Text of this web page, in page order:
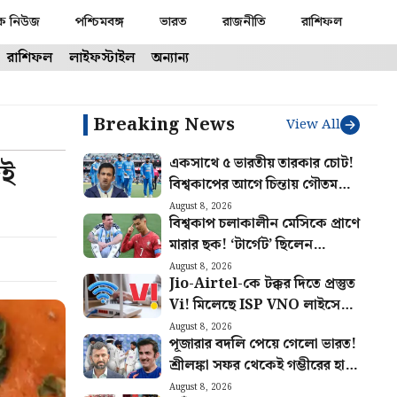
নিউজ পশ্চিমবঙ্গ ভারত রাজনীতি রাশিফল
রাশিফল লাইফস্টাইল অন্যান্য
Breaking News View All
একসাথে ৫ ভারতীয় তারকার চোট!
বিশ্বকাপের আগে চিন্তায় গৌতম
গম্ভীরের ভারতীয় দল
August 8, 2026
বিশ্বকাপ চলাকালীন মেসিকে প্রাণে
মারার ছক! ‘টার্গেট’ ছিলেন
রোনাল্ডোও, কীভাবে এড়ানো গেল
হামলা?
August 8, 2026
Jio-Airtel-কে টক্কর দিতে প্রস্তুত
Vi! মিলেছে ISP VNO লাইসেন্স,
কবে শুরু হবে ব্রডব্যান্ড সার্ভিস?
August 8, 2026
পূজারার বদলি পেয়ে গেলো ভারত!
শ্রীলঙ্কা সফর থেকেই গম্ভীরের হাতে
আসছে নতুন অস্ত্র
August 8, 2026